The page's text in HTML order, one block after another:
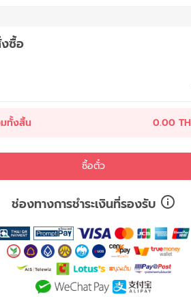
ซื้อ
ทั้งสิ้น 0.00
ซื้อตั๋ว
ช่องทางการชำระเงินที่รองรับ